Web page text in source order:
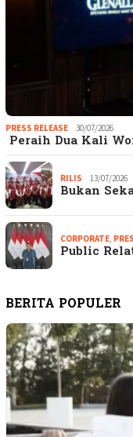
PRESS RELEASE 30/07/2026
Peraih Dua Kali
RILIS 13/07/2026
Bukan
CORPORATE,
Public
BERITA POPULER